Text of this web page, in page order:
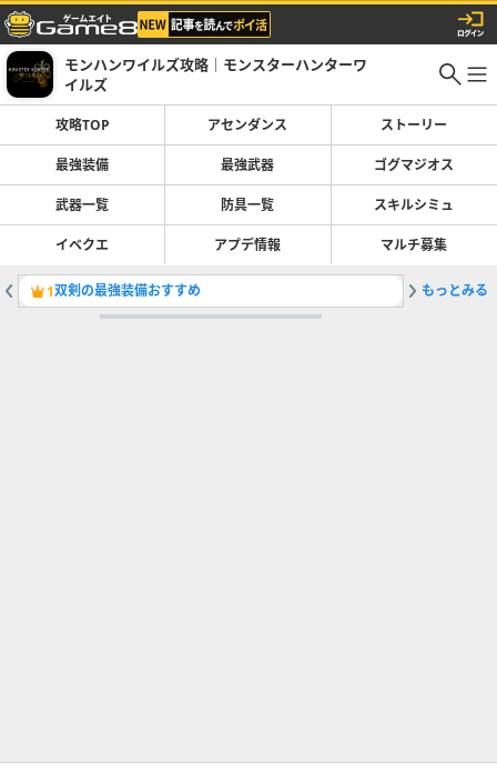
モンハンワイルズ攻略｜モンスターハンターワ
イルズ
攻略TOP アセンダンス ストーリー
最強装備 最強武器 ゴグマジオス
武器一覧 防具一覧 スキルシミュ
イベクエ アプデ情報 マルチ募集
1双剣の最強装備おすすめ 2最強武
もっとみる